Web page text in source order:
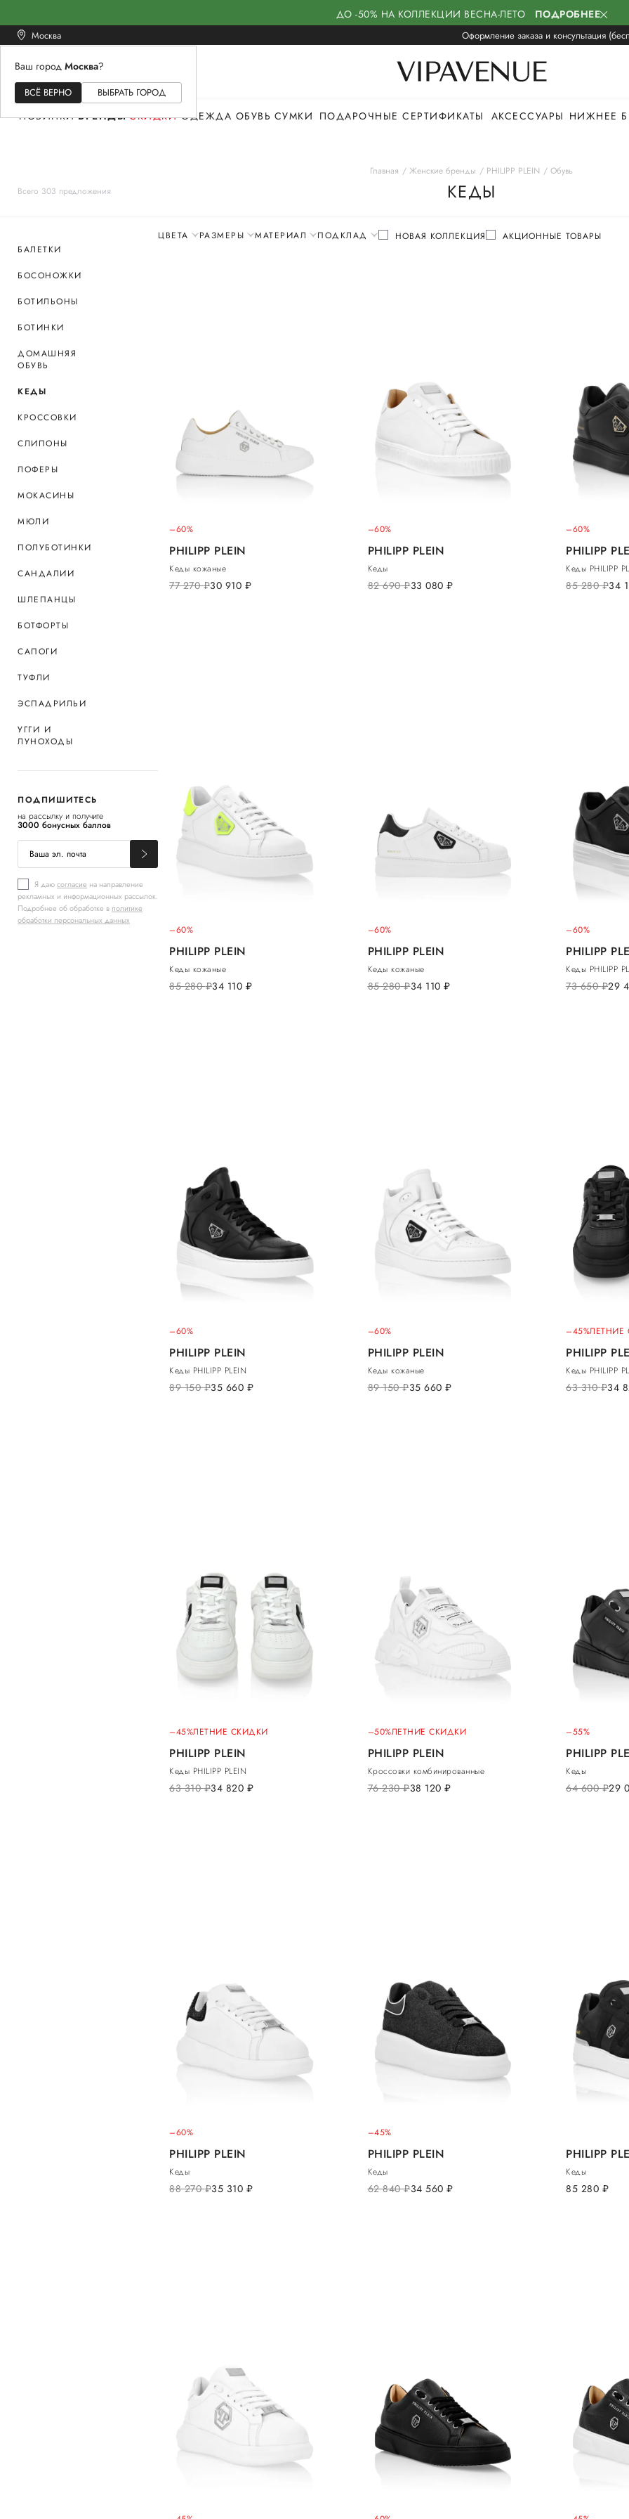
ДО -50% НА КОЛЛЕКЦИИ ВЕСНА-ЛЕТО ПОДРОБНЕЕ
Москва Оформление заказа и консультация
Ваш город Москва?
ВСЁ ВЕРНО ВЫБРАТЬ ГОРОД
ЖЕНСКОЕМУЖСКОЕ
НОВИНКИ БРЕНДЫ СКИДКИ ОДЕЖДА ОБУВЬ СУМКИ ПОДАРОЧНЫЕ СЕРТИФИКАТЫ АКСЕССУАРЫ НИЖНЕЕ
Всего 303 предложения
Главная Женские бренды PHILIPP PLEIN Обувь
КЕДЫ
БАЛЕТКИ
БОСОНОЖКИ
БОТИЛЬОНЫ
БОТИНКИ
ДОМАШНЯЯ
ОБУВЬ
КЕДЫ
КРОССОВКИ
СЛИПОНЫ
ЛОФЕРЫ
МОКАСИНЫ
МЮЛИ
ПОЛУБОТИНКИ
САНДАЛИИ
ШЛЕПАНЦЫ
БОТФОРТЫ
САПОГИ
ТУФЛИ
ЭСПАДРИЛЬИ
УГГИ И
ЛУНОХОДЫ
ПОДПИШИТЕСЬ
на рассылку и получите
3000 бонусных баллов
Я даюсогласие на направление
рекламных и информационных рассылок.
Подробнее об обработке в политике
обработки персональных данных
ЦВЕТА РАЗМЕРЫ МАТЕРИАЛ ПОДКЛАД НОВАЯ КОЛЛЕКЦИЯ АКЦИОННЫЕ ТОВАРЫ
–60%
PHILIPP PLEIN
Кеды кожаные
77 270руб.30 910 руб.
–60%
PHILIPP PLEIN
Кеды
82 690руб.33 080 руб.
–60%
PHILIPP
Кеды PHILIPP
85 280руб.34
–60%
PHILIPP PLEIN
Кеды кожаные
85 280руб.34 110 руб.
–60%
PHILIPP PLEIN
Кеды кожаные
85 280руб.34 110 руб.
–60%
PHILIPP
Кеды PHILIPP
73 650руб.29
–60%
PHILIPP PLEIN
Кеды PHILIPP PLEIN
89 150руб.35 660 руб.
–60%
PHILIPP PLEIN
Кеды кожаные
89 150руб.35 660 руб.
–45%ЛЕТНИЕ
PHILIPP
Кеды PHILIPP
63 310руб.34
–45%ЛЕТНИЕ СКИДКИ
PHILIPP PLEIN
Кеды PHILIPP PLEIN
63 310руб.34 820 руб.
–50%ЛЕТНИЕ СКИДКИ
PHILIPP PLEIN
Кроссовки комбинированные
76 230руб.38 120 руб.
–55%
PHILIPP
Кеды
64 600руб.29
–60%
PHILIPP PLEIN
Кеды
88 270руб.35 310 руб.
–45%
PHILIPP PLEIN
Кеды
62 840руб.34 560 руб.
PHILIPP
Кеды
85 280 руб.